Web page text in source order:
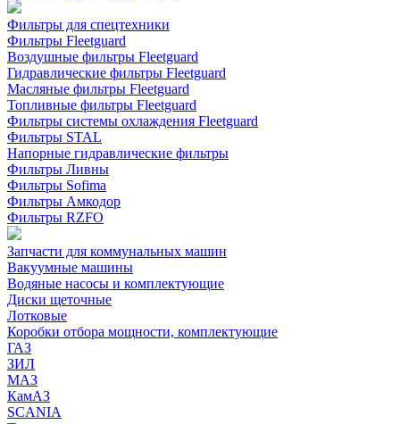
Фильтры для спецтехники
Фильтры Fleetguard
Воздушные фильтры Fleetguard
Гидравлические фильтры Fleetguard
Масляные фильтры Fleetguard
Топливные фильтры Fleetguard
Фильтры системы охлаждения Fleetguard
Фильтры STAL
Напорные гидравлические фильтры
Фильтры Ливны
Фильтры Sofima
Фильтры Амкодор
Фильтры RZFO
Запчасти для коммунальных машин
Вакуумные машины
Водяные насосы и комплектующие
Диски щеточные
Лотковые
Коробки отбора мощности, комплектующие
ГАЗ
ЗИЛ
МАЗ
КамАЗ
SCANIA